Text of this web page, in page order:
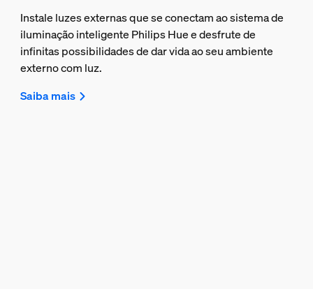
Instale luzes externas que se conectam ao sistema de
iluminação inteligente Philips Hue e desfrute de
infinitas possibilidades de dar vida ao seu ambiente
externo com luz.
Saiba mais